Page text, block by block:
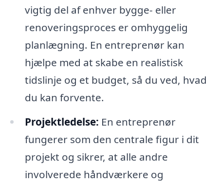
vigtig del af enhver bygge- eller
renoveringsproces er omhyggelig
planlægning. En entreprenør kan
hjælpe med at skabe en realistisk
tidslinje og et budget, så du ved, hvad
du kan forvente.
Projektledelse: En entreprenør
fungerer som den centrale figur i dit
projekt og sikrer, at alle andre
involverede håndværkere og